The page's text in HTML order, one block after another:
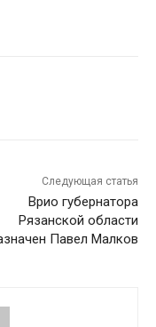
Следующая статья
Врио губернатора
Рязанской области
Павел Малков